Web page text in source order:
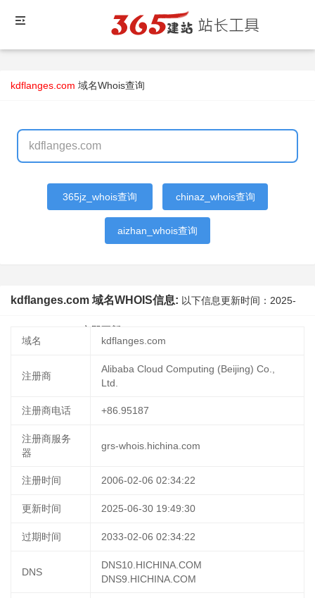
kdflanges.com 域名Whois查询
365jz_whois查询 chinaz_whois查询
aizhan_whois查询
kdflanges.com 域名WHOIS信息: 以下信息更新时间： 2025-
立即更新
域名
kdflanges.com
注册商
Alibaba Cloud Computing (Beijing) Co.,
Ltd.
注册商电话 +86.95187
注册商服务
器
grs-whois.hichina.com
注册时间 2006-02-06 02:34:22
更新时间 2025-06-30 19:49:30
过期时间 2033-02-06 02:34:22
DNS
DNS10.HICHINA.COM
DNS9.HICHINA.COM